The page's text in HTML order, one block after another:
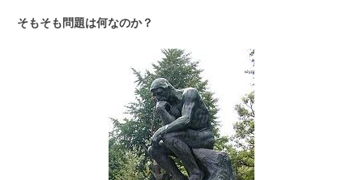
そもそも問題は何なのか？